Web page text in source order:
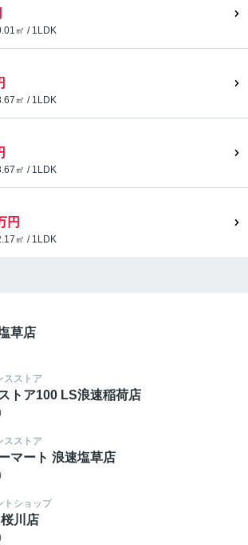
㎡ / 1LDK
㎡ / 1LDK
㎡ / 1LDK
円
㎡ / 1LDK
草店
スストア
トア100 LS浪速稲荷店
スストア
マート 浪速塩草店
トショップ
川店